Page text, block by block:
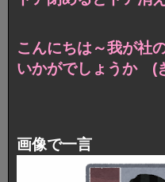
こんにちは～我が社
いかがでしょうか (
画像で一言